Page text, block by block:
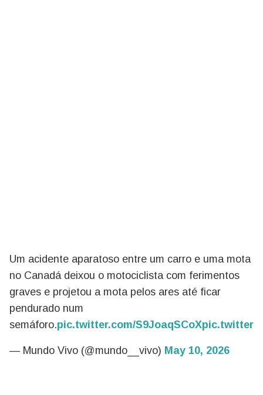
Um acidente aparatoso entre um carro e uma mota
no Canadá deixou o motociclista com ferimentos
graves e projetou a mota pelos ares até ficar
pendurado num
semáforo.pic.twitter.com/S9JoaqSCoX
— Mundo Vivo (@mundo__vivo) May 10, 2026